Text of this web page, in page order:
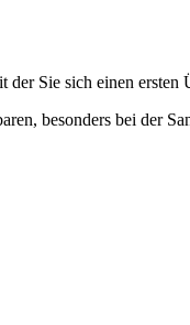
Sie sich einen ersten
besonders bei der